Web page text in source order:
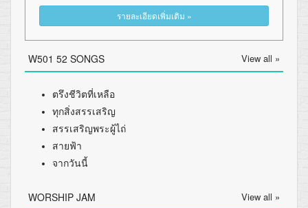
รายละเอียดเพิ่มเติม »
W501 52 SONGS View all »
ตรึงชีวิตที่เหลือ
ทุกสิ่งสรรเสริญ
สรรเสริญพระผู้ไถ่
สายฟ้า
จากวันนี้
WORSHIP JAM View all »